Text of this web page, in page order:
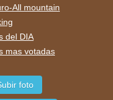
All mountain
del DIA
mas votadas
foto